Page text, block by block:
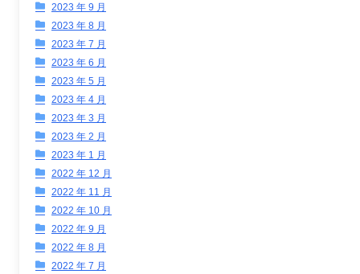
2023 年 9 月
2023 年 8 月
2023 年 7 月
2023 年 6 月
2023 年 5 月
2023 年 4 月
2023 年 3 月
2023 年 2 月
2023 年 1 月
2022 年 12 月
2022 年 11 月
2022 年 10 月
2022 年 9 月
2022 年 8 月
2022 年 7 月